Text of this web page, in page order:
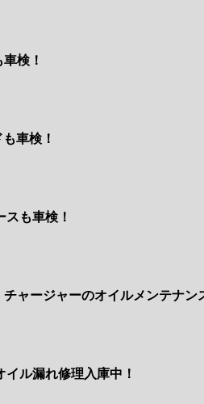
検！
車検！
も車検！
ャージャーのオイルメンテナン
ル漏れ修理入庫中！